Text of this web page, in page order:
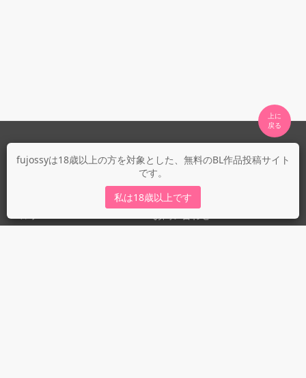
fujossyは18歳以上の方を対象とした、無料のBL作品投稿サイト
です。
私は18歳以上です
上に
fujossyについて
fujossy運営ブログ